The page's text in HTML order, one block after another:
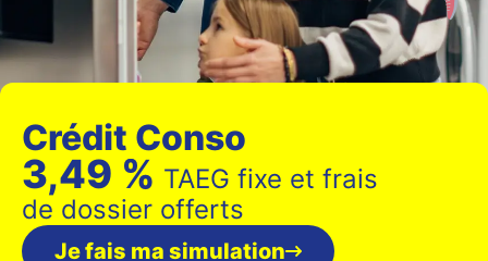
Crédit Conso
3,49 % TAEG fixe et frais
de dossier offerts
Je fais ma simulation